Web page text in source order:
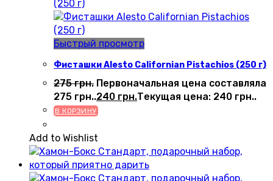
Быстрый просмотр
Фисташки Alesto Californian Pistachios (250 г)
275грн. Первоначальная цена составляла
275 грн..240 грн.Текущая цена: 240 грн..
В КОРЗИНУ
Add to Wishlist